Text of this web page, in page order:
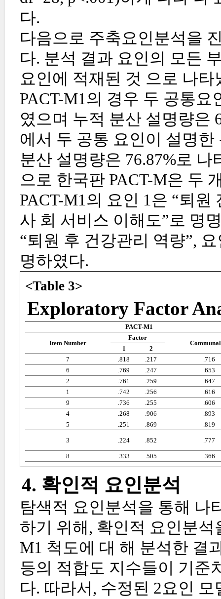
다.
다음으로 주축요인분석을
다. 분석 결과 요인의 모든
요인에 적재된 것 으로 나
PACT-M1의 경우 두 공통요
였으며 누적 분산 설명량은
에서 두 공통 요인이 설명한
분산 설명량은 76.87%로
으로 한국판 PACT-M은 두
PACT-M1의 요인 1은 “퇴
사 회 서비스 이해도”로 명
“퇴원 후 건강관리 역량”,
명하였다.
<Table 3>
Exploratory Factor
PACT-M1
Item Number
Factor
1
2
7
.818 .217
.716
6
.769 .247
.653
2
.761 .259
.647
1
.742 .256
.616
9
.736 .255
.606
4
.268 .906
.893
5
.251 .869 .819
3 .224 .852 .777
8 .333 .505 .366
4. 확인적 요인분석
탐색적 요인분석을 통해 나
하기 위해, 확인적 요인분
M1 척도에 대 해 분석한 결
등의 적합도 지수들이 기준
다. 따라서, 수정된 2요인